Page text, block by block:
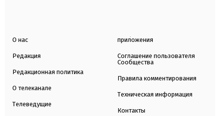
О нас
Редакция
Редакционная политика
О телеканале
Телеведущие
приложения
Соглашение пользователя
Сообщества
Правила комментирования
Техническая информация
Контакты